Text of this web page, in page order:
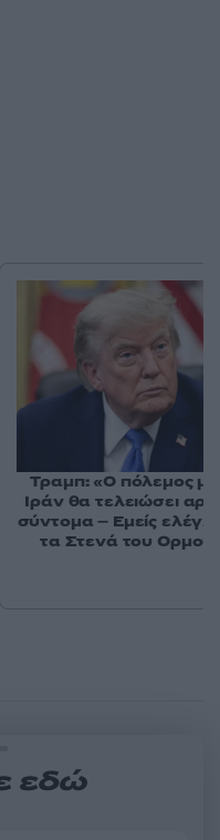
εδώ
Τραμπ: «Ο πόλεμος με
Ιράν θα τελειώσει
σύντομα – Εμείς
τα Στενά του